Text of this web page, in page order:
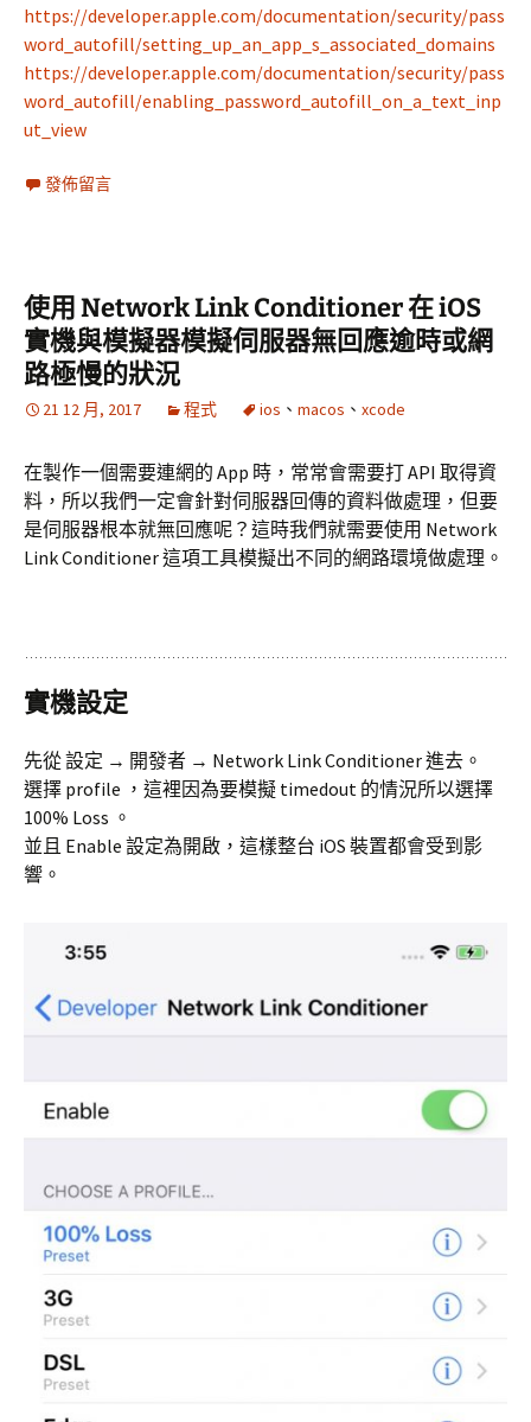
https://developer.apple.com/documentation/security/pass
word_autofill/setting_up_an_app_s_associated_domains
https://developer.apple.com/documentation/security/pass
word_autofill/enabling_password_autofill_on_a_text_inp
ut_view
發佈留言
使用 Network Link Conditioner 在 iOS
實機與模擬器模擬伺服器無回應逾時或網
路極慢的狀況
21 12 月, 2017 程式 ios 、 macos 、 xcode
在製作一個需要連網的 App 時，常常會需要打 API 取得資
料，所以我們一定會針對伺服器回傳的資料做處理，但要
是伺服器根本就無回應呢？這時我們就需要使用 Network
Link Conditioner 這項工具模擬出不同的網路環境做處理。
實機設定
先從 設定 → 開發者 → Network Link Conditioner 進去。
選擇 profile ，這裡因為要模擬 timedout 的情況所以選擇
100% Loss 。
並且 Enable 設定為開啟，這樣整台 iOS 裝置都會受到影
響。